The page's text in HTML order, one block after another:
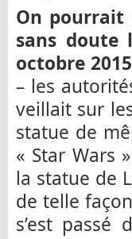
On pourrait
sans doute
octobre 2015
– les
veillait sur
statue de
« Star Wars
la statue de
de telle
s’est